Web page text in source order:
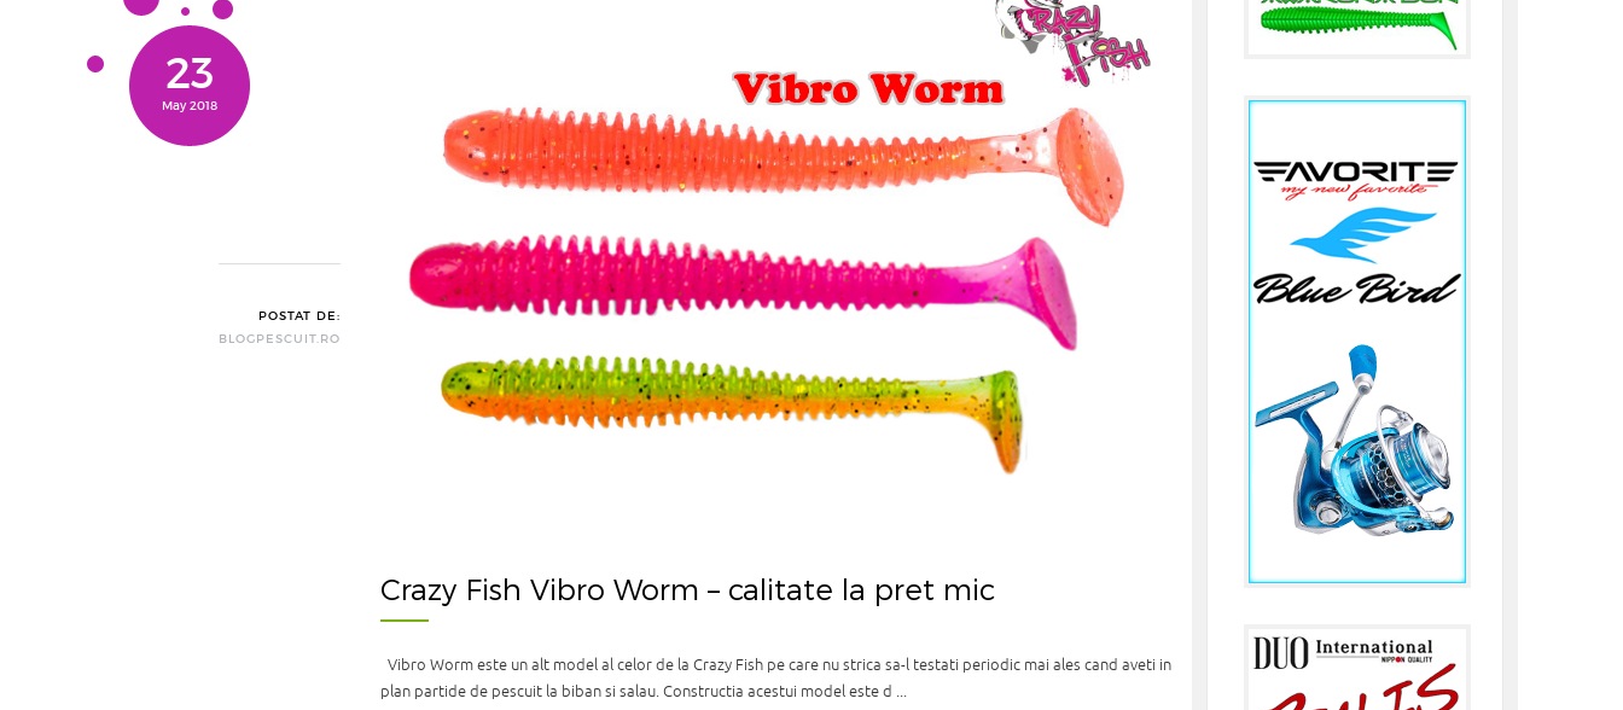
23
May 2018
POSTAT DE:
BLOGPESCUIT.RO
Crazy Fish Vibro Worm – calitate la pret mic
Vibro Worm este un alt model al celor de la Crazy Fish pe care nu strica sa-l testati periodic mai ales cand aveti in
plan partide de pescuit la biban si salau. Constructia acestui model este d ...